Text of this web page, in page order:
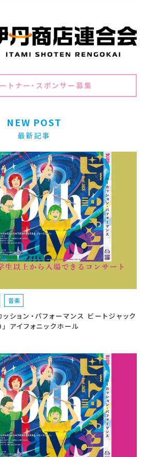
トナー・スポンサー募集
NEW POST
最新記事
音楽
ション・パフォーマンス ビートジャック
アイフォニックホール